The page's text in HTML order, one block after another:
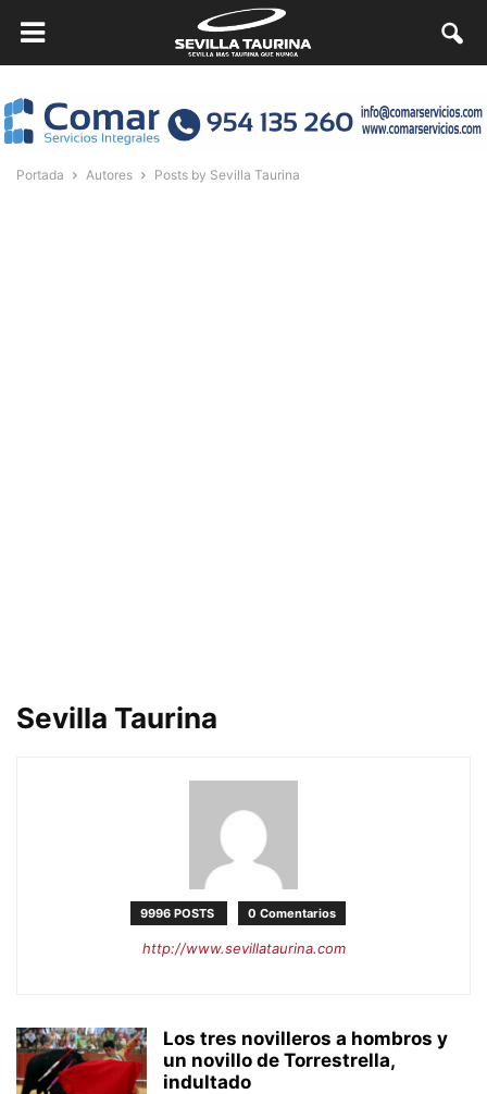
Portada Autores Posts by Sevilla Taurina
Sevilla Taurina
9996 POSTS 0 Comentarios
http://www.sevillataurina.com
Los tres novilleros a hombros y
un novillo de Torrestrella,
indultado